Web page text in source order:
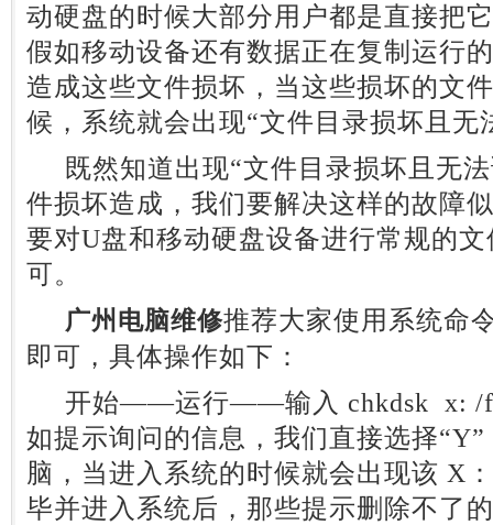
动硬盘的时候大部分用户都是直接把
假如移动设备还有数据正在复制运行
造成这些文件损坏，当这些损坏的文
候，系统就会出现“文件目录损坏且无
既然知道出现“文件目录损坏且无
件损坏造成，我们要解决这样的故障
要对U盘和移动硬盘设备进行常规的
可。
广州电脑维修推荐大家使用系统命
即可，具体操作如下：
开始——运行——输入 chkdsk x: /f
如提示询问的信息，我们直接选择
脑，当进入系统的时候就会出现该 X
毕并进入系统后，那些提示删除不了